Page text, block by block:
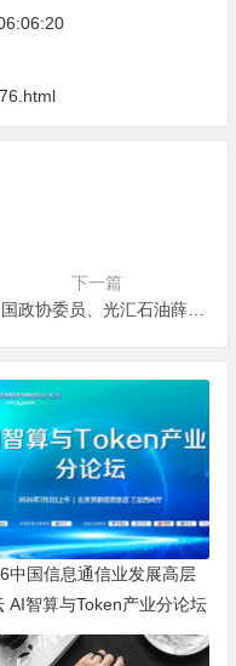
下一篇
全国政协委员、光汇石油薛光林：着力解决民营实体经济融资难题
中国信息通信业发展高层
AI智算与Token产业分论坛
举办